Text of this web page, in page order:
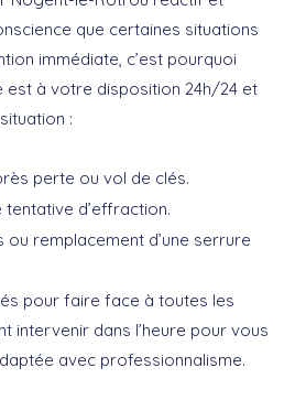
que certaines situations
immédiate, c’est pourquoi
est à votre disposition 24h/24 et
:
perte ou vol de clés.
d’effraction.
remplacement d’une serrure
pour faire face à toutes les
intervenir dans l’heure pour vous
avec professionnalisme.